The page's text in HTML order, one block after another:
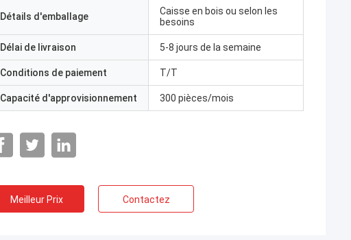
Détails d'emballage
Caisse en bois ou selon les
besoins
Délai de livraison 5-8 jours de la semaine
Conditions de paiement T/T
Capacité d'approvisionnement 300 pièces/mois
Meilleur Prix Contactez